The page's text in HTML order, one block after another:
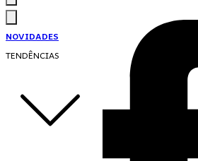
NOVIDADES
TENDÊNCIAS